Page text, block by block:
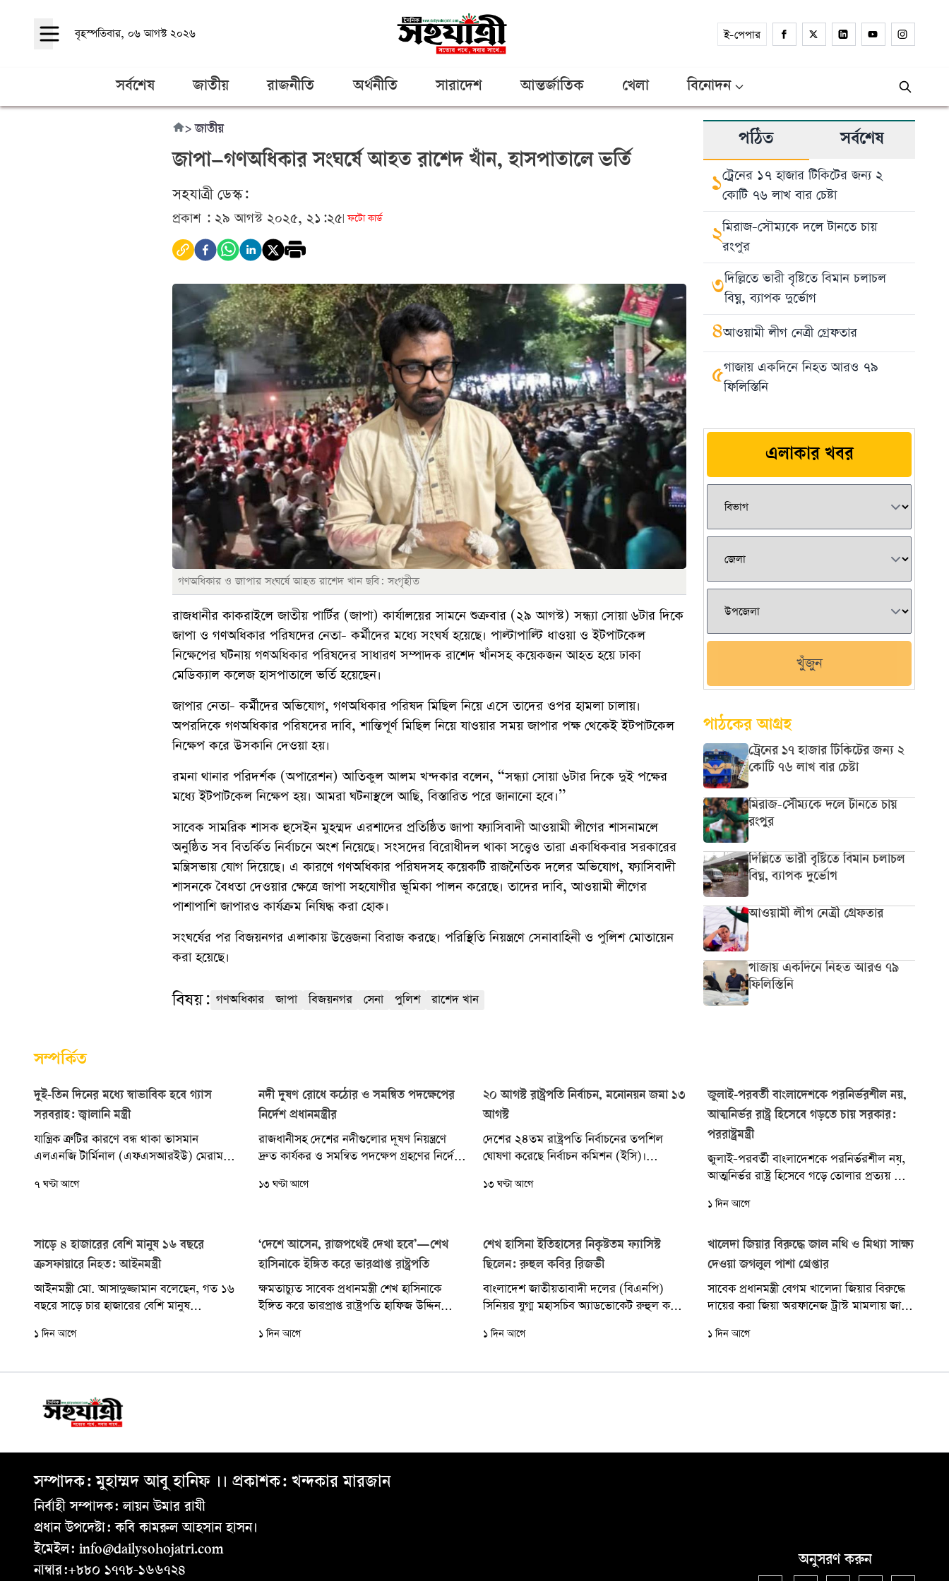
বৃহস্পতিবার, ০৬ আগস্ট ২০২৬ ই-পেপার
সর্বশেষ জাতীয় রাজনীতি অর্থনীতি সারাদেশ আন্তর্জাতিক খেলা বিনোদন
>জাতীয়
জাপা–গণঅধিকার সংঘর্ষে আহত রাশেদ খাঁন, হাসপাতালে ভর্তি
সহযাত্রী ডেস্ক:
প্রকাশ : ২৯ আগস্ট ২০২৫, ২১:২৫ ফটো কার্ড
গণঅধিকার ও জাপার সংঘর্ষে আহত রাশেদ খান ছবি: সংগৃহীত
রাজধানীর কাকরাইলে জাতীয় পার্টির (জাপা) কার্যালয়ের সামনে শুক্রবার (২৯ আগস্ট) সন্ধ্যা সোয়া ৬টার দিকে
জাপা ও গণঅধিকার পরিষদের নেতা- কর্মীদের মধ্যে সংঘর্ষ হয়েছে। পাল্টাপাল্টি ধাওয়া ও ইটপাটকেল
নিক্ষেপের ঘটনায় গণঅধিকার পরিষদের সাধারণ সম্পাদক রাশেদ খাঁনসহ কয়েকজন আহত হয়ে ঢাকা
মেডিক্যাল কলেজ হাসপাতালে ভর্তি হয়েছেন।
জাপার নেতা- কর্মীদের অভিযোগ, গণঅধিকার পরিষদ মিছিল নিয়ে এসে তাদের ওপর হামলা চালায়।
অপরদিকে গণঅধিকার পরিষদের দাবি, শান্তিপূর্ণ মিছিল নিয়ে যাওয়ার সময় জাপার পক্ষ থেকেই ইটপাটকেল
নিক্ষেপ করে উসকানি দেওয়া হয়।
রমনা থানার পরিদর্শক (অপারেশন) আতিকুল আলম খন্দকার বলেন, “সন্ধ্যা সোয়া ৬টার দিকে দুই পক্ষের
মধ্যে ইটপাটকেল নিক্ষেপ হয়। আমরা ঘটনাস্থলে আছি, বিস্তারিত পরে জানানো হবে।”
সাবেক সামরিক শাসক হুসেইন মুহম্মদ এরশাদের প্রতিষ্ঠিত জাপা ফ্যাসিবাদী আওয়ামী লীগের শাসনামলে
অনুষ্ঠিত সব বিতর্কিত নির্বাচনে অংশ নিয়েছে। সংসদের বিরোধীদল থাকা সত্ত্বেও তারা একাধিকবার সরকারের
মন্ত্রিসভায় যোগ দিয়েছে। এ কারণে গণঅধিকার পরিষদসহ কয়েকটি রাজনৈতিক দলের অভিযোগ, ফ্যাসিবাদী
শাসনকে বৈধতা দেওয়ার ক্ষেত্রে জাপা সহযোগীর ভূমিকা পালন করেছে। তাদের দাবি, আওয়ামী লীগের
পাশাপাশি জাপারও কার্যক্রম নিষিদ্ধ করা হোক।
সংঘর্ষের পর বিজয়নগর এলাকায় উত্তেজনা বিরাজ করছে। পরিস্থিতি নিয়ন্ত্রণে সেনাবাহিনী ও পুলিশ মোতায়েন
করা হয়েছে।
বিষয়: গণঅধিকার জাপা বিজয়নগর সেনা পুলিশ রাশেদ খান
পঠিত সর্বশেষ
১ট্রেনের ১৭ হাজার টিকিটের জন্য ২
কোটি ৭৬ লাখ বার চেষ্টা
২মিরাজ-সৌম্যকে দলে টানতে চায়
রংপুর
৩দিল্লিতে ভারী বৃষ্টিতে বিমান চলাচল
বিঘ্ন, ব্যাপক দুর্ভোগ
৪আওয়ামী লীগ নেত্রী গ্রেফতার
৫গাজায় একদিনে নিহত আরও ৭৯
ফিলিস্তিনি
এলাকার খবর
খুঁজুন
পাঠকের আগ্রহ
ট্রেনের ১৭ হাজার টিকিটের জন্য ২
কোটি ৭৬ লাখ বার চেষ্টা
মিরাজ-সৌম্যকে দলে টানতে চায়
রংপুর
দিল্লিতে ভারী বৃষ্টিতে বিমান চলাচল
বিঘ্ন, ব্যাপক দুর্ভোগ
আওয়ামী লীগ নেত্রী গ্রেফতার
গাজায় একদিনে নিহত আরও ৭৯
ফিলিস্তিনি
সম্পর্কিত
দুই-তিন দিনের মধ্যে স্বাভাবিক হবে গ্যাস
সরবরাহ: জ্বালানি মন্ত্রী
যান্ত্রিক ত্রুটির কারণে বন্ধ থাকা ভাসমান
এলএনজি টার্মিনাল (এফএসআরইউ) মেরামতের
থেকেই আবার গ্যাস সরবরাহ...
৭ ঘণ্টা আগে
নদী দূষণ রোধে কঠোর ও সমন্বিত পদক্ষেপের
নির্দেশ প্রধানমন্ত্রীর
রাজধানীসহ দেশের নদীগুলোর দূষণ নিয়ন্ত্রণে
দ্রুত কার্যকর ও সমন্বিত পদক্ষেপ গ্রহণের নির্দেশ
বলেছেন, নদী দূষণ...
১৩ ঘণ্টা আগে
২০ আগস্ট রাষ্ট্রপতি নির্বাচন, মনোনয়ন জমা ১৩
আগস্ট
দেশের ২৪তম রাষ্ট্রপতি নির্বাচনের তপশিল
ঘোষণা করেছে নির্বাচন কমিশন (ইসি)।
জ্যেষ্ঠ সচিব আখতার আহমেদ আনুষ্ঠানিকভাবে
১৩ ঘণ্টা আগে
জুলাই-পরবর্তী বাংলাদেশকে পরনির্ভরশীল নয়,
আত্মনির্ভর রাষ্ট্র হিসেবে গড়তে চায় সরকার:
পররাষ্ট্রমন্ত্রী
জুলাই-পরবর্তী বাংলাদেশকে পরনির্ভরশীল নয়,
আত্মনির্ভর রাষ্ট্র হিসেবে গড়ে তোলার প্রত্যয় ব্যক্ত
সরকারের লক্ষ্য এমন একটি...
১ দিন আগে
সাড়ে ৪ হাজারের বেশি মানুষ ১৬ বছরে
ক্রসফায়ারে নিহত: আইনমন্ত্রী
আইনমন্ত্রী মো. আসাদুজ্জামান বলেছেন, গত ১৬
বছরে সাড়ে চার হাজারের বেশি মানুষ
অভিযোগ রয়েছে। একই...
১ দিন আগে
‘দেশে আসেন, রাজপথেই দেখা হবে’—শেখ
হাসিনাকে ইঙ্গিত করে ভারপ্রাপ্ত রাষ্ট্রপতি
ক্ষমতাচ্যুত সাবেক প্রধানমন্ত্রী শেখ হাসিনাকে
ইঙ্গিত করে ভারপ্রাপ্ত রাষ্ট্রপতি হাফিজ উদ্দিন
দিলে জনগণ রাজপথেই...
১ দিন আগে
শেখ হাসিনা ইতিহাসের নিকৃষ্টতম ফ্যাসিস্ট
ছিলেন: রুহুল কবির রিজভী
বাংলাদেশ জাতীয়তাবাদী দলের (বিএনপি)
সিনিয়র যুগ্ম মহাসচিব অ্যাডভোকেট রুহুল কবির
শেখ হাসিনা ইতিহাসের নিকৃষ্টতম ও...
১ দিন আগে
খালেদা জিয়ার বিরুদ্ধে জাল নথি ও মিথ্যা সাক্ষ্য
দেওয়া জগলুল পাশা গ্রেপ্তার
সাবেক প্রধানমন্ত্রী বেগম খালেদা জিয়ার বিরুদ্ধে
দায়ের করা জিয়া অরফানেজ ট্রাস্ট মামলায় জাল
দেওয়ার...
১ দিন আগে
সম্পাদক: মুহাম্মদ আবু হানিফ ।। প্রকাশক: খন্দকার মারজান
নির্বাহী সম্পাদক: লায়ন উমার রাযী
প্রধান উপদেষ্টা: কবি কামরুল আহসান হাসন।
ইমেইল: info@dailysohojatri.com
নাম্বার:+৮৮০ ১৭৭৮-১৬৬৭২৪
অনুসরণ করুন